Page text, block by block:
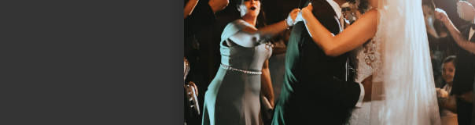
BY JALOU |
weddingstyling